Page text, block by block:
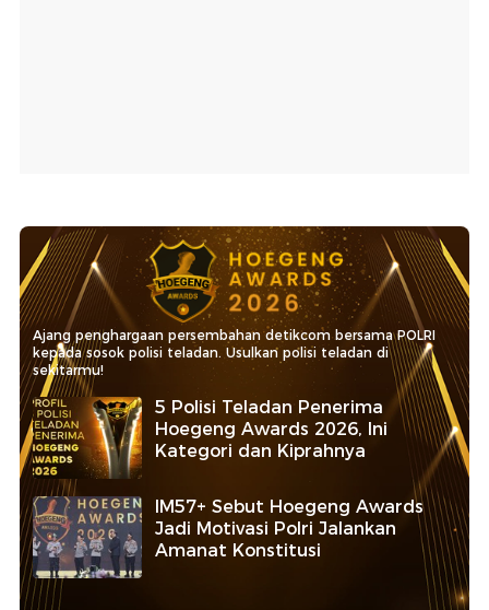
Ajang penghargaan persembahan detikcom bersama POLRI
kepada sosok polisi teladan. Usulkan polisi teladan di
sekitarmu!
5 Polisi Teladan Penerima
Hoegeng Awards 2026, Ini
Kategori dan Kiprahnya
IM57+ Sebut Hoegeng Awards
Jadi Motivasi Polri Jalankan
Amanat Konstitusi